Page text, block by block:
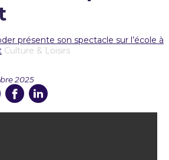
présente son spectacle sur l’école à
Culture & Loisirs
2025